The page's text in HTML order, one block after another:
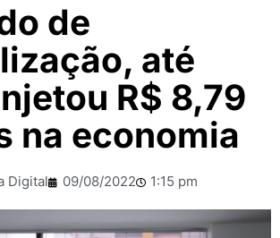
de
até
R$ 8,79
na economia
Digital 09/08/2022 1:15 pm